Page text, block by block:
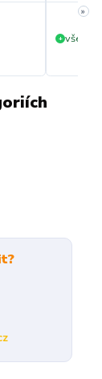
+ vše v
»